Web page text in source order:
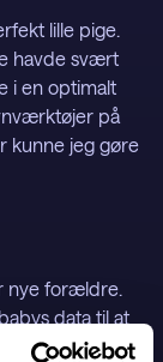
lille pige.
havde svært
i en optimalt
på
kunne jeg gøre
nye forældre.
data til at
i søvn og